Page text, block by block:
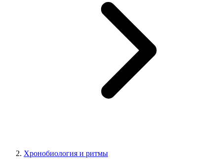
Хронобиология и ритмы